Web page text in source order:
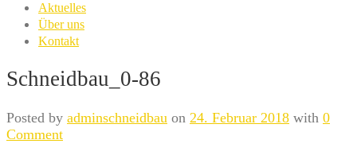
Aktuelles
Über uns
Kontakt
Schneidbau_0-86
Posted by adminschneidbau on 24. Februar 2018 with 0
Comment